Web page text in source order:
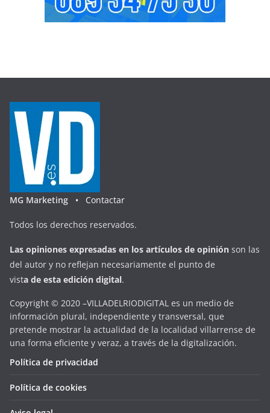
MG Marketing • Contactar
Todos los derechos reservados.
Las opiniones expresadas en los artículos de opinión son las
del autor y no reflejan necesariamente el punto de
vista de esta edición digital.
Copyright © 2020 –VILLADELRIODIGITAL es un medio de
información plural, independiente y transversal, que
pretende mostrar la actualidad de la localidad villarrense de
una forma eficiente y veraz, a través de la digitalización.
Política de privacidad
Política de cookies